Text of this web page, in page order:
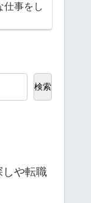
仕事をし
検索
しや転職